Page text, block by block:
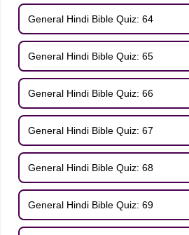
General Hindi Bible Quiz: 64
General Hindi Bible Quiz: 65
General Hindi Bible Quiz: 66
General Hindi Bible Quiz: 67
General Hindi Bible Quiz: 68
General Hindi Bible Quiz: 69